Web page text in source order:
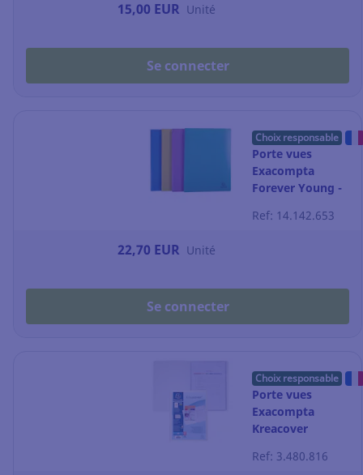
15,00 EUR Unité
Se connecter
Choix responsable
Porte vues
Exacompta
Forever Young -
- coloris assortis
Ref: 14.142.653
22,70 EUR Unité
Se connecter
Choix responsable
Porte vues
Exacompta
Kreacover
30 pochettes -
Ref: 3.480.816